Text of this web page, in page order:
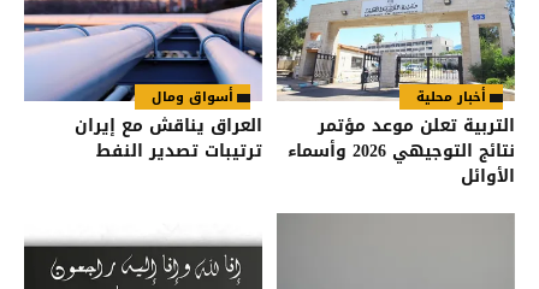
أخبار محلية
التربية تعلن موعد مؤتمر
نتائج التوجيهي 2026 وأسماء
الأوائل
أسواق ومال
العراق يناقش مع إيران
ترتيبات تصدير النفط